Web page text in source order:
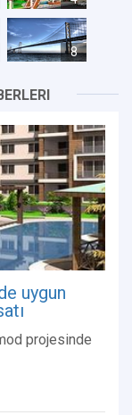
8
uygun
projesinde